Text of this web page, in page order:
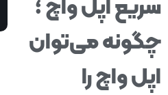
اپل واچ ؛
می‌توان
واچ را